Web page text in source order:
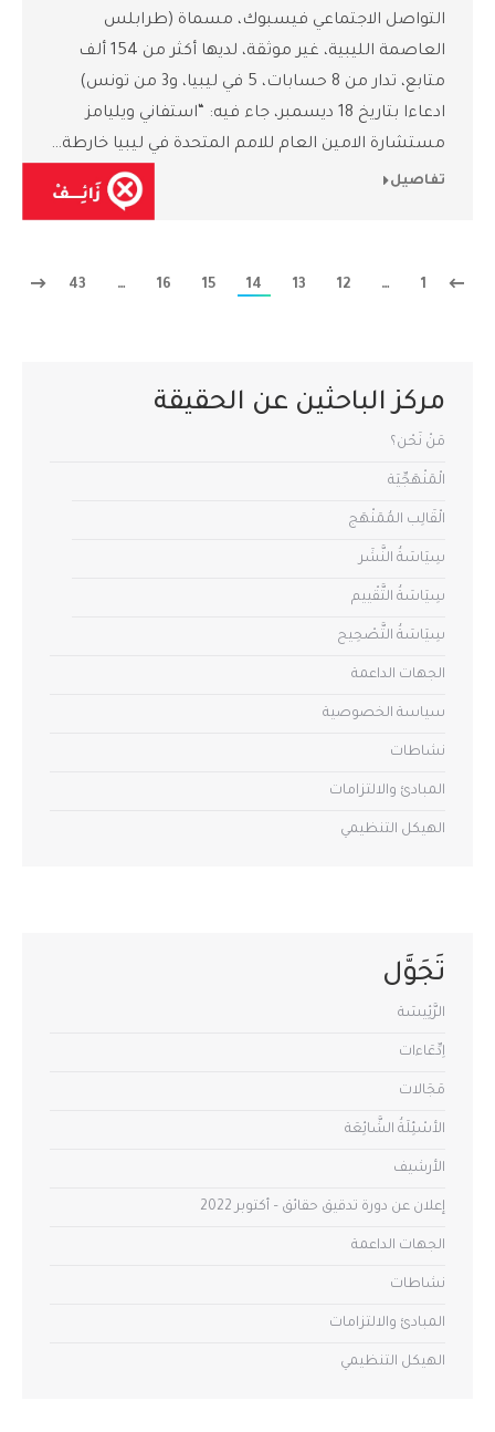
التواصل الاجتماعي فيسبوك، مسماة (طرابلس
العاصمة الليبية، غير موثقة، لديها أكثر من 154 ألف
متابع، تدار من 8 حسابات، 5 في ليبيا، و3 من تونس)
ادعاءا بتاريخ 18 ديسمبر، جاء فيه: “استفاني ويليامز
مستشارة الامين العام للامم المتحدة في ليبيا خارطة…
تفاصيل
1
…
12
13
14
15
16
…
43
مركز الباحثين عن الحقيقة
مَنْ نَحْن؟
الْمَنْهَجِّيَة
الْقَالِب المُمَنْهَج
سِيَاسَةُ النَّشَر
سِيَاسَةُ التَّقْييم
سِيَاسَةُ التَّصْحِيح
الجهات الداعمة
سياسة الخصوصية
نشاطات
المبادئ والالتزامات
الهيكل التنظيمي
تَجَوَّل
الرَّئِيسَة
اِدِّعَاءات
مَجَالات
الأسْئِلَةُ الشَّائِعَة
الأرشيف
إعلان عن دورة تدقيق حقائق – أكتوبر 2022
الجهات الداعمة
نشاطات
المبادئ والالتزامات
الهيكل التنظيمي